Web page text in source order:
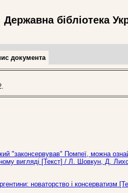
Державна бібліотека
документа
"законсервував" Помпеї, можна
вигляді [Текст] / Л. Шовкун, Д.
новаторство і консерватизм